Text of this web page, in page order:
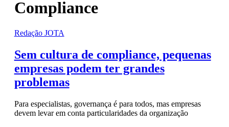
Compliance
Redação JOTA
Sem cultura de compliance, pequenas
empresas podem ter grandes
problemas
Para especialistas, governança é para todos, mas empresas
devem levar em conta particularidades da organização